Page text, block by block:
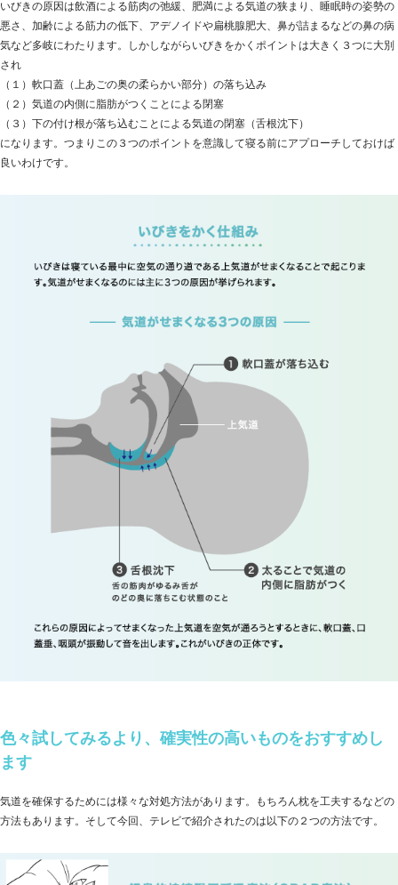
いびきの原因は飲酒による筋肉の弛緩、肥満による気道の狭まり、睡眠時の姿勢の
悪さ、加齢による筋力の低下、アデノイドや扁桃腺肥大、鼻が詰まるなどの鼻の病
気など多岐にわたります。しかしながらいびきをかくポイントは大きく３つに大別
され
（１）軟口蓋（上あごの奥の柔らかい部分）の落ち込み
（２）気道の内側に脂肪がつくことによる閉塞
（３）下の付け根が落ち込むことによる気道の閉塞（舌根沈下）
になります。つまりこの３つのポイントを意識して寝る前にアプローチしておけば
良いわけです。
色々試してみるより、確実性の高いものをおすすめし
ます
気道を確保するためには様々な対処方法があります。もちろん枕を工夫するなどの
方法もあります。そして今回、テレビで紹介されたのは以下の２つの方法です。